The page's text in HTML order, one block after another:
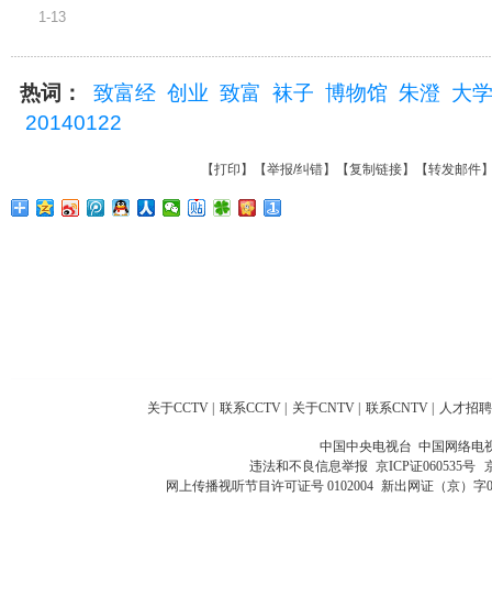
1-13
热词： 致富经 创业 致富 袜子 博物馆 朱澄 大
20140122
【打印 】【举报/纠错】【复制链接】【转发邮件
关于CCTV 联系CCTV 关于CNTV 联系CNTV 人才招聘
中国中央电视台 中国网络电
违法和不良信息举报 京ICP证060535号
网上传播视听节目许可证号 0102004 新出网证（京）